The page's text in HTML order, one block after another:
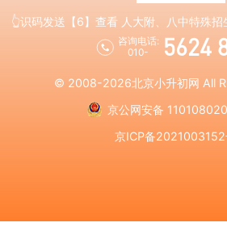
👆识码发送【6】查看 人大附、八中特殊
咨询电话:
010-
5624
© 2008-2026北京小升初网 All
京公网安备
京ICP备2021003152